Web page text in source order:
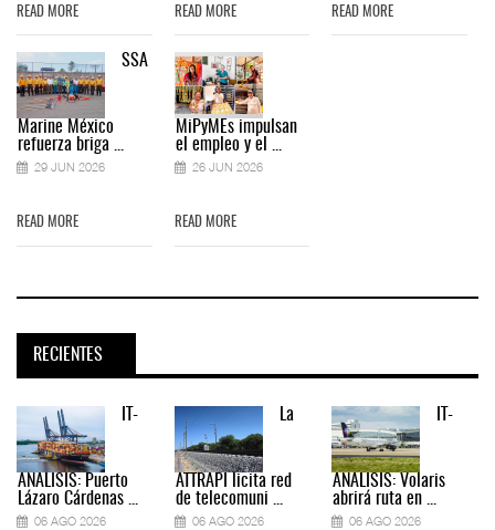
READ MORE
SSA
Marine México
refuerza briga ...
29 JUN 2026
READ MORE
READ MORE
MiPyMEs impulsan
el empleo y el ...
26 JUN 2026
READ MORE
READ MORE
RECIENTES
IT-
ANÁLISIS: Puerto
Lázaro Cárdenas ...
06 AGO 2026
La
ATTRAPI licita red
de telecomuni ...
06 AGO 2026
IT-
ANÁLISIS: Volaris
abrirá ruta en ...
06 AGO 2026